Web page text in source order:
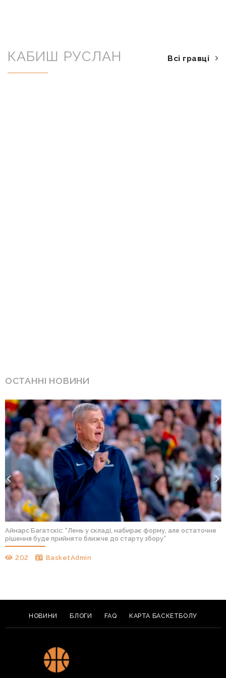
КАБИШ РУСЛАН Всі гравці
ОСТАННІ НОВИНИ
Айнарс Багатскіс: “Лень у складі, набирає форму, але остаточне
рішення буде прийнято ближче до старту збору”
202 BasketAdmin
НОВИНИ БЛОГИ FAQ КАРТА БАСКЕТБОЛУ